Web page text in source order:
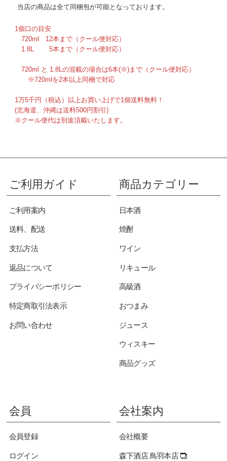
当店の商品は全て 同梱包が可能となっております。
1個口の目安
720ml 12本まで（クール便対応）
1.8L 5本まで（クール便対応）
720ml と 1.8Lの混載の場合は6本(※)まで（クール便対応）
※720mlを2本以上同梱で対応
1万5千円（税込）以上お買い上げで1個送料無料！
(北海道、沖縄は送料500円割引)
※クール便代は別途頂戴いたします。
ご利用ガイド
ご利用案内
送料、配送
支払方法
返品について
プライバシーポリシー
特定商取引法表示
お問い合わせ
商品カテゴリー
日本酒
焼酎
ワイン
リキュール
高級酒
おつまみ
ジュース
ウィスキー
商品グッズ
会員
会員登録
ログイン
会社案内
会社概要
森下酒店 鳥羽本店